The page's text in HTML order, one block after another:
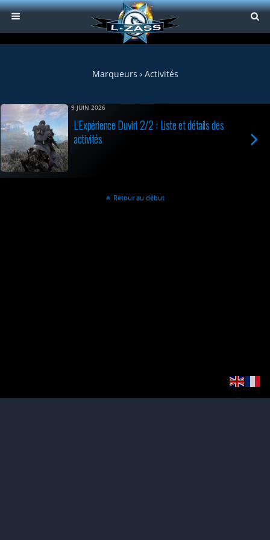
Marqueurs › Activités
9 JUIN 2026
L’Expérience Duviri 2/2 : Liste et détails des
activités
Retour au début